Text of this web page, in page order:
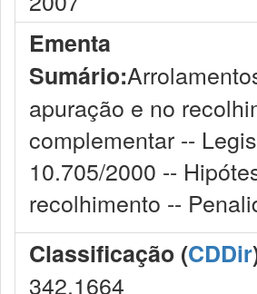
Ementa
Sumário:
apuração e no
complementar --
10.705/2000 --
recolhimento --
Classificação (CDDir
342.1664